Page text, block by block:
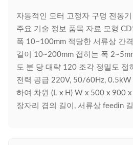
자동적인 모터 고정자 구멍 전동
주요 기술 정보 품목 자료 모형
폭 10~100mm 적당한 서류상 간
길이 10~200mm 접히는 폭
도 분 당 대략 120 조각 정밀도 접
전력 공급 220V, 50/60Hz,
하여 차원 (L x H) W x 500 x 900
장자리 겹의 길이, 서류상 feedin